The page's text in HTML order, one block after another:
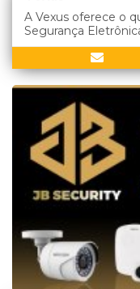
A Vexus oferece o
Segurança